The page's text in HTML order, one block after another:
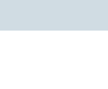
Algera,